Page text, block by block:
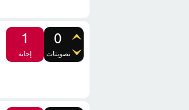
0
تصويتات
1
إجابة